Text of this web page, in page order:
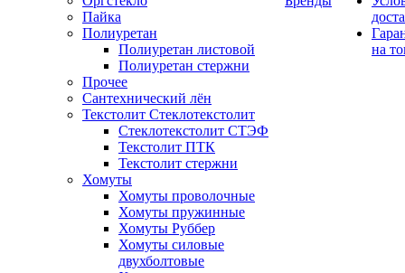
Пайка
Полиуретан
Полиуретан листовой
Полиуретан стержни
Прочее
Сантехнический лён
Текстолит Стеклотекстолит
Стеклотекстолит СТЭФ
Текстолит ПТК
Текстолит стержни
Хомуты
Хомуты проволочные
Хомуты пружинные
Хомуты Руббер
Хомуты силовые
двухболтовые
на